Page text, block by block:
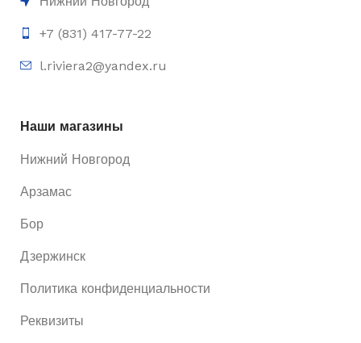
+7 (831) 417-77-22
l.riviera2@yandex.ru
Наши магазины
Нижний Новгород
Арзамас
Бор
Дзержинск
Политика конфиденциальности
Реквизиты